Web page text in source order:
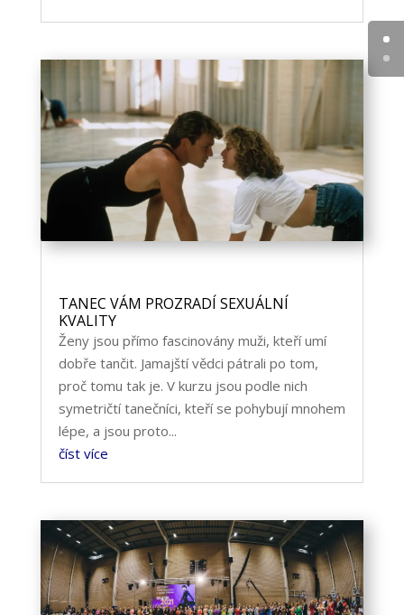
TANEC VÁM PROZRADÍ SEXUÁLNÍ
KVALITY
Ženy jsou přímo fascinovány muži, kteří umí
dobře tančit. Jamajští vědci pátrali po tom,
proč tomu tak je. V kurzu jsou podle nich
symetričtí tanečníci, kteří se pohybují mnohem
lépe, a jsou proto...
číst více